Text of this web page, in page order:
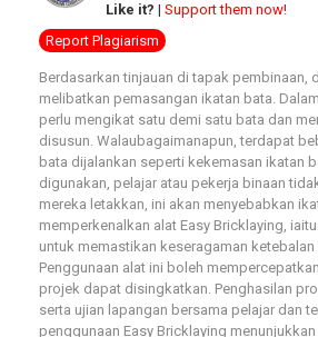
Like it? | Support them now!
Report Plagiarism
Berdasarkan tinjauan di tapak
melibatkan pemasangan ikatan bata.
perlu mengikat satu demi satu bata dan
disusun. Walaubagaimanapun, terdapat
bata dijalankan seperti kekemasan ikatan
digunakan, pelajar atau pekerja binaan
mereka letakkan, ini akan menyebabkan
memperkenalkan alat Easy Bricklaying,
untuk memastikan keseragaman
Penggunaan alat ini boleh
projek dapat disingkatkan. Penghasilan
serta ujian lapangan bersama pelajar dan
penggunaan Easy Bricklaying